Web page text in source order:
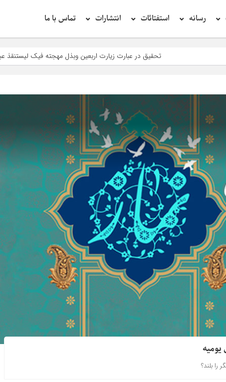
رسانه استفتائات انتشارات تماس با ما
تحقیق در عبارت زیارت اربعین وبذل مهجته فیک لیستنقذ عبادک من الجهاله
را بلند؟